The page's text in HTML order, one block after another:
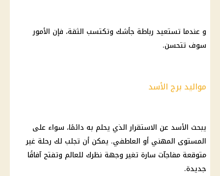
و عندما تستعيد رباطة جأشك وتكتسب الثقة، فإن الأمور
سوف تتحسن.
مواليد برج الأسد
يبحث الأسد عن الاستقرار الذي يحلم به دائمًا، سواء على
المستوى المهني أو العاطفي. يمكن أن تجلب لك رحلة غير
متوقعة مفاجآت سارة تغير وجهة نظرك للعالم وتفتح آفاقًا
جديدة.